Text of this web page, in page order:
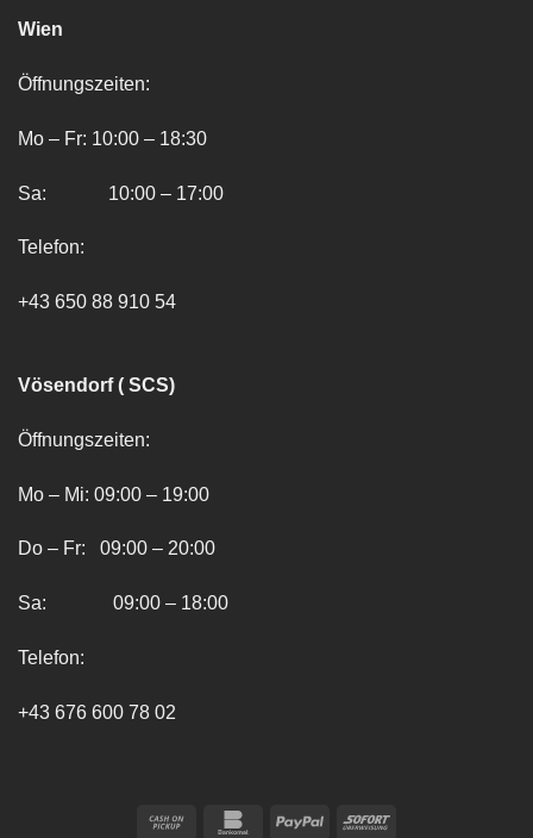
Wien
Öffnungszeiten:
Mo – Fr: 10:00 – 18:30
Sa: 10:00 – 17:00
Telefon:
+43 650 88 910 54
Vösendorf ( SCS)
Öffnungszeiten:
Mo – Mi: 09:00 – 19:00
Do – Fr: 09:00 – 20:00
Sa: 09:00 – 18:00
Telefon:
+43 676 600 78 02
Cash
BankomatPayPal Sofort